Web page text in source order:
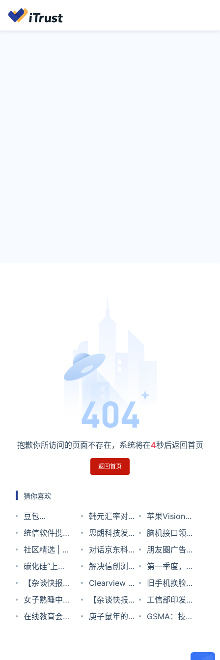
抱歉你所访问的页面不存在，系统将在4秒后返回首页
返回首页
猜你喜欢
豆包
MarsCode，
免费的AI智能
编程助手
韩元汇率对人
民币2023年8
月24日
苹果Vision
Pro Pancake
透镜解析
统信软件携手
云上贵州打造
旗舰级信创人
才基地
思朗科技发布
第二代国产
5G小基站芯
片UCP4008
脑机接口领域
的研发态势分
析
社区精选 | 让
CSS计数器支
持小数的动态
变化？
对话京东科技
副总裁任成
元：中国
“云”，应该怎
么扶持实体经
朋友圈广告直
通淘宝店，剁
手更快了
碳化硅“上
车”，究竟有
多“卷”？
解决信创浏览
器插件迁移难
题，就用「统
信有往
第一季度，中
国芯片制造
“双雄”创下佳
绩
【杂谈快报】
阿里股价已跌
回2014年，摩
Clearview AI
称，乌克兰国
防部开始使用
旧手机换脸盆
啦，稍等，就
等一下！
女子熟睡中被
翻开眼皮刷脸
【杂谈快报】
马斯克退回A
工信部印发
《“十四五”信
在线教育会是
庚子鼠年的十
GSMA：技术